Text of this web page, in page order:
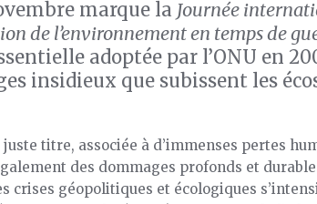
marque la Journée
de l’environnement en temps de
adoptée par l’ONU en
insidieux que subissent les
titre, associée à d’immenses pertes
des dommages profonds et
crises géopolitiques et écologiques